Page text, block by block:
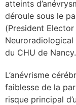
écologique
CONNECTÉ
atteints
déroule sous le
(President
du CHU de Nancy.
L’anévrisme
faiblesse de la
risque principal